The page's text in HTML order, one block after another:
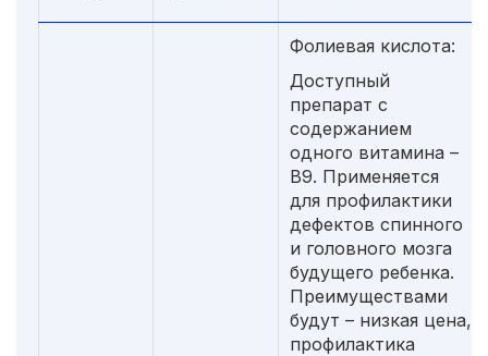
Фолиевая кислота:
Доступный
препарат с
содержанием
одного витамина –
В9. Применяется
для профилактики
дефектов спинного
и головного мозга
будущего ребенка.
Преимуществами
будут – низкая цена,
профилактика